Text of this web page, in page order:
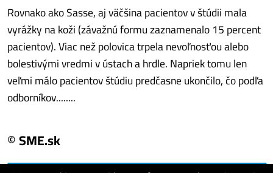
Rovnako ako Sasse, aj väčšina pacientov v štúdii mala
vyrážky na koži (závažnú formu zaznamenalo 15 percent
pacientov). Viac než polovica trpela nevoľnosťou alebo
bolestivými vredmi v ústach a hrdle. Napriek tomu len
veľmi málo pacientov štúdiu predčasne ukončilo, čo podľa
odborníkov........
© SME.sk